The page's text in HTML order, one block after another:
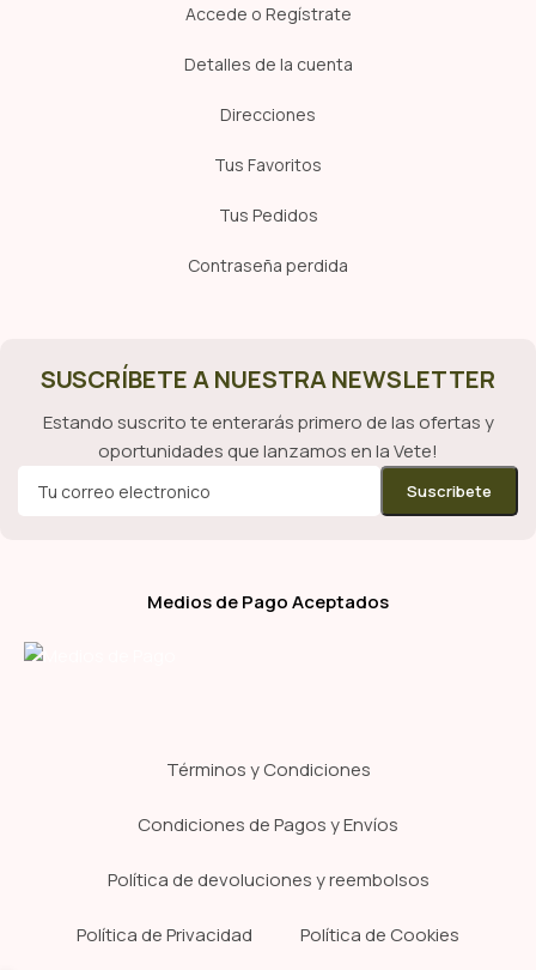
Accede o Regístrate
Detalles de la cuenta
Direcciones
Tus Favoritos
Tus Pedidos
Contraseña perdida
SUSCRÍBETE A NUESTRA NEWSLETTER
Estando suscrito te enterarás primero de las ofertas y
oportunidades que lanzamos en la Vete!
Medios de Pago Aceptados
Términos y Condiciones
Condiciones de Pagos y Envíos
Política de devoluciones y reembolsos
Política de Privacidad Política de Cookies